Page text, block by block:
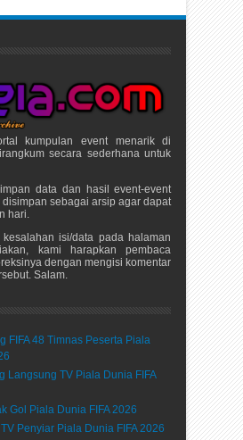
kumpulan event menarik di
secara sederhana untuk
data dan hasil event-event
sebagai arsip agar dapat
hari.
isi/data pada halaman
kami harapkan pembaca
dengan mengisi komentar
Salam.
FIFA 48 Timnas Peserta Piala
Langsung TV Piala Dunia FIFA
Gol Piala Dunia FIFA 2026
Penyiar Piala Dunia FIFA 2026